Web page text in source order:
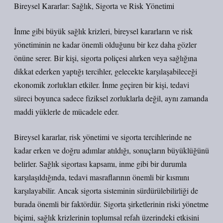
Bireysel Kararlar: Sağlık, Sigorta ve Risk Yönetimi
İnme gibi büyük sağlık krizleri, bireysel kararların ve risk
yönetiminin ne kadar önemli olduğunu bir kez daha gözler
önüne serer. Bir kişi, sigorta poliçesi alırken veya sağlığına
dikkat ederken yaptığı tercihler, gelecekte karşılaşabileceği
ekonomik zorlukları etkiler. İnme geçiren bir kişi, tedavi
süreci boyunca sadece fiziksel zorluklarla değil, aynı zamanda
maddi yüklerle de mücadele eder.
Bireysel kararlar, risk yönetimi ve sigorta tercihlerinde ne
kadar erken ve doğru adımlar atıldığı, sonuçların büyüklüğünü
belirler. Sağlık sigortası kapsamı, inme gibi bir durumla
karşılaşıldığında, tedavi masraflarının önemli bir kısmını
karşılayabilir. Ancak sigorta sisteminin sürdürülebilirliği de
burada önemli bir faktördür. Sigorta şirketlerinin riski yönetme
biçimi, sağlık krizlerinin toplumsal refah üzerindeki etkisini